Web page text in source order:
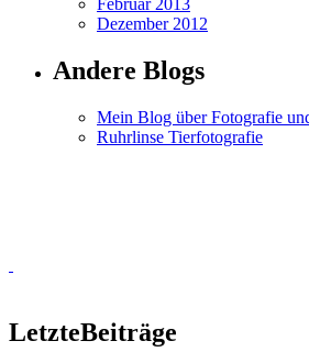
Februar 2013
Dezember 2012
Andere Blogs
Mein Blog über Fotografie
Ruhrlinse Tierfotografie
LetzteBeiträge